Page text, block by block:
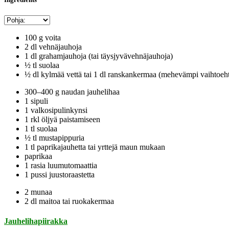
100 g voita
2 dl vehnäjauhoja
1 dl grahamjauhoja (tai täysjyvävehnäjauhoja)
½ tl suolaa
½ dl kylmää vettä tai 1 dl ranskankermaa (mehevämpi
300–400 g naudan jauhelihaa
1 sipuli
1 valkosipulinkynsi
1 rkl öljyä paistamiseen
1 tl suolaa
½ tl mustapippuria
1 tl paprikajauhetta tai yrttejä maun mukaan
paprikaa
1 rasia luumutomaattia
1 pussi juustoraastetta
2 munaa
2 dl maitoa tai ruokakermaa
Jauhelihapiirakka